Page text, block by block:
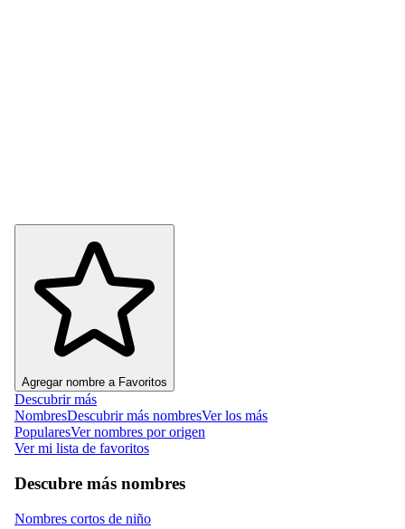
Agregar nombre a Favoritos
Descubrir más
NombresDescubrir más nombresVer los más
PopularesVer nombres por origen
Ver mi lista de favoritos
Descubre más nombres
Nombres cortos de niño